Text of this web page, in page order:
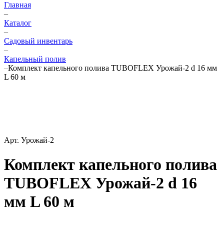
Главная
–
Каталог
–
Садовый инвентарь
–
Капельный полив
–Комплект капельного полива TUBOFLEX Урожай-2 d 16 мм
L 60 м
Арт. Урожай-2
Комплект капельного полива
TUBOFLEX Урожай-2 d 16
мм L 60 м